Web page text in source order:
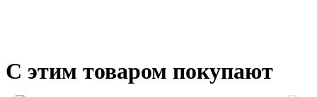
С этим товаром покупают